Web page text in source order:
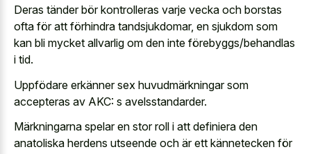
Deras tänder bör kontrolleras varje vecka och borstas
ofta för att förhindra tandsjukdomar, en sjukdom som
kan bli mycket allvarlig om den inte förebyggs/behandlas
i tid.
Uppfödare erkänner sex huvudmärkningar som
accepteras av AKC: s avelsstandarder.
Märkningarna spelar en stor roll i att definiera den
anatoliska herdens utseende och är ett kännetecken för